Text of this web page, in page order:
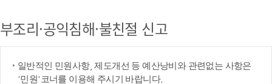
부조리·공익침해·불친절 신고
일반적인 민원사항, 제도개선 등 예산낭비와 관련없는 사항은
'민원'코너를 이용해 주시기 바랍니다.